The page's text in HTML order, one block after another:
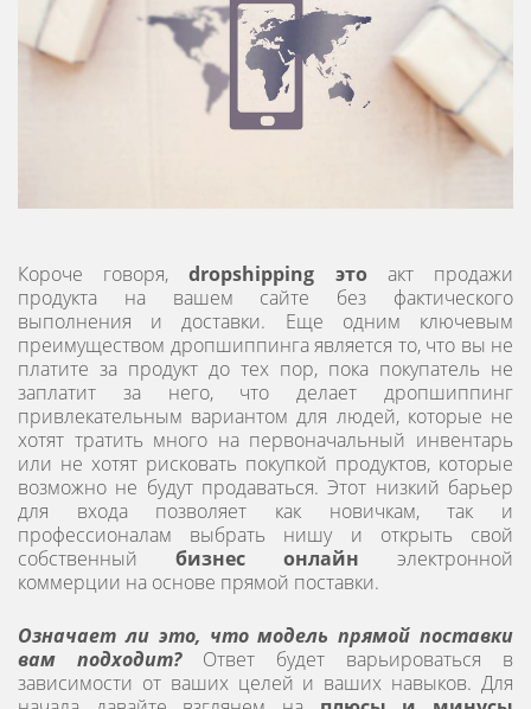
Короче говоря,dropshipping этоакт продажи
продукта на вашем сайте без фактического
выполнения и доставки. Еще одним ключевым
преимуществом дропшиппинга является то, что вы не
платите за продукт до тех пор, пока покупатель не
заплатит за него, что делает дропшиппинг
привлекательным вариантом для людей, которые не
хотят тратить много на первоначальный инвентарь
или не хотят рисковать покупкой продуктов, которые
возможно не будут продаваться. Этот низкий барьер
для входа позволяет как новичкам, так и
профессионалам выбрать нишу и открыть свой
собственный бизнес онлайн электронной
коммерции на основе прямой поставки.
Означает ли это, что модель прямой поставки
вам подходит? Ответ будет варьироваться в
зависимости от ваших целей и ваших навыков. Для